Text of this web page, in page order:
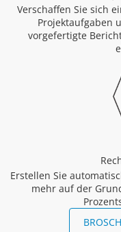
Verschaffen Sie sich
Projektaufgaben
vorgefertigte
Erstellen Sie
mehr auf der